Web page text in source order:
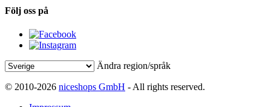
Följ oss på
Ändra region/språk
© 2010-2026 niceshops GmbH - All rights reserved.